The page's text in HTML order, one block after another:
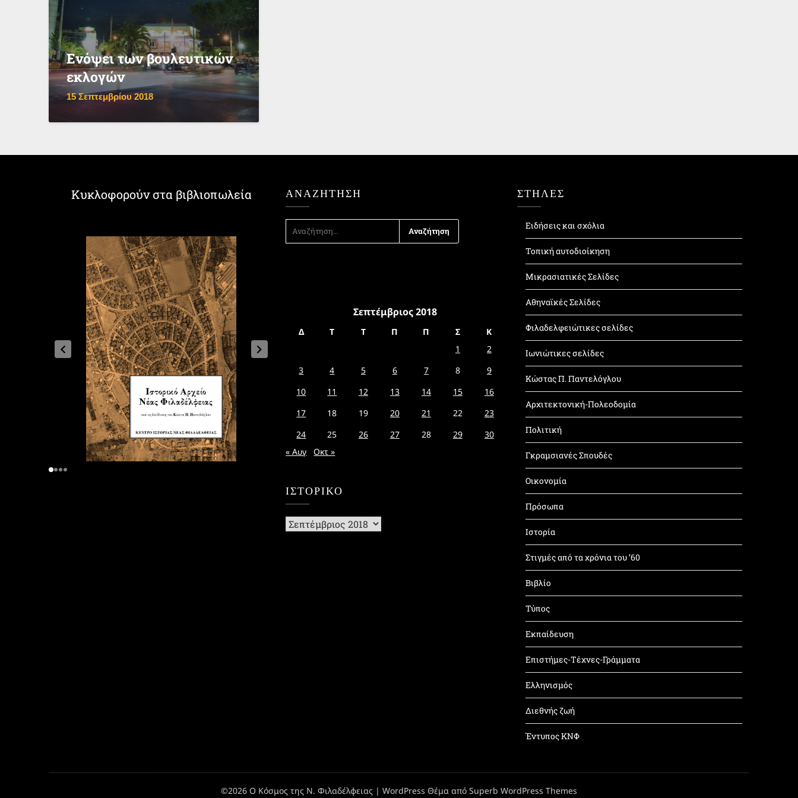
Ενόψει των βουλευτικών
εκλογών
15 Σεπτεμβρίου 2018
Κυκλοφορούν στα βιβλιοπωλεία ΑΝΑΖΉΤΗΣΗ
ΓΙΑ:
Σεπτέμβριος 2018
Δ Τ Τ Π Π Σ
Κ
1
2
3
4 5 6 7 8
9
10
11 12 13 14 15
16
17
18 19 20 21 22
23
24
25 26 27 28 29
30
« Αυγ
Οκτ »
ΙΣΤΟΡΙΚΌ
Ιστορικό
ΣΤΗΛΕΣ
Ειδήσεις και σχόλια
Τοπική αυτοδιοίκηση
Μικρασιατικές Σελίδες
Αθηναϊκές Σελίδες
Φιλαδελφειώτικες σελίδες
Ιωνιώτικες σελίδες
Κώστας Π. Παντελόγλου
Αρχιτεκτονική-Πολεοδομία
Πολιτική
Γκραμσιανές Σπουδές
Οικονομία
Πρόσωπα
Ιστορία
Στιγμές από τα χρόνια του ’60
Βιβλίο
Τύπος
Εκπαίδευση
Επιστήμες-Τέχνες-Γράμματα
Ελληνισμός
Διεθνής ζωή
Έντυπος ΚΝΦ
©2026 Ο Κόσμος της Ν. Φιλαδέλφειας | WordPress Θέμα από Superb WordPress Themes